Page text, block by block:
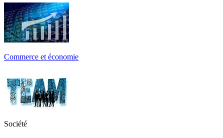
Commerce et économie
Société